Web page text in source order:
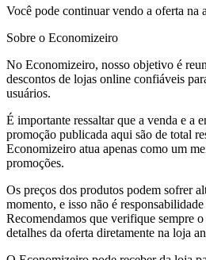
Você pode continuar vendo a oferta na
Sobre o Economizeiro
No Economizeiro, nosso objetivo é
descontos de lojas online confiáveis
usuários.
É importante ressaltar que a venda e a
promoção publicada aqui são de total
Economizeiro atua apenas como um
promoções.
Os preços dos produtos podem sofrer
momento, e isso não é
Recomendamos que verifique sempre
detalhes da oferta diretamente na loja